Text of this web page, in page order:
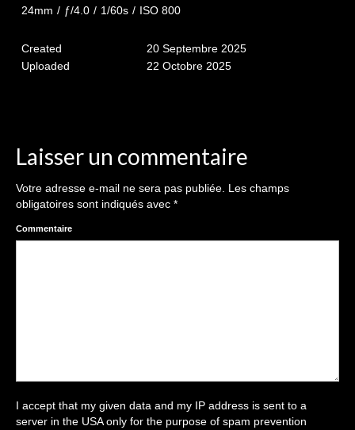
les 8 – 17 ans
Reportages / Nature morte
Galeries Privées
séance du 25.04.26
Cartes de remerciement
24mm / ƒ/4.0 / 1/60s / ISO 800
Created
20 Septembre 2025
Uploaded
22 Octobre 2025
Laisser un commentaire
Votre adresse e-mail ne sera pas publiée. Les champs
obligatoires sont indiqués avec *
Commentaire
I accept that my given data and my IP address is sent to a
server in the USA only for the purpose of spam prevention